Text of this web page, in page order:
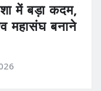
में बड़ा कदम,
महासंघ बनाने